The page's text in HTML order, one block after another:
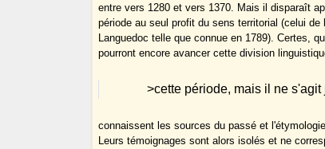
entre vers 1280 et vers 1370. Mais il disparaît
période au seul profit du sens territorial (celui de
Languedoc telle que connue en 1789). Certes,
pourront encore avancer cette division
>cette période, mais il ne
connaissent les sources du passé et
Leurs témoignages sont alors isolés et ne